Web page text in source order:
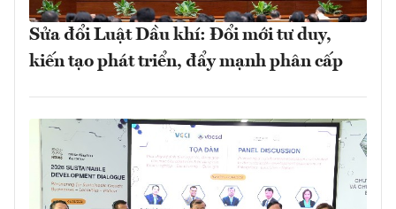
Sửa đổi Luật Dầu khí: Đổi mới tư duy,
kiến tạo phát triển, đẩy mạnh phân cấp